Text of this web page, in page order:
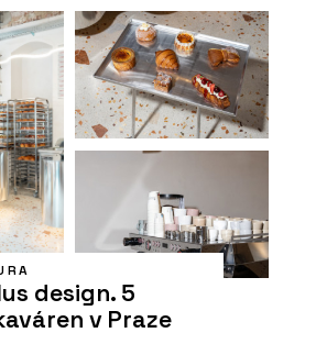
design. 5
v Praze